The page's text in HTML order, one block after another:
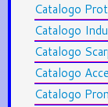
Catalogo
Catalogo
Catalogo
Catalogo
Catalogo